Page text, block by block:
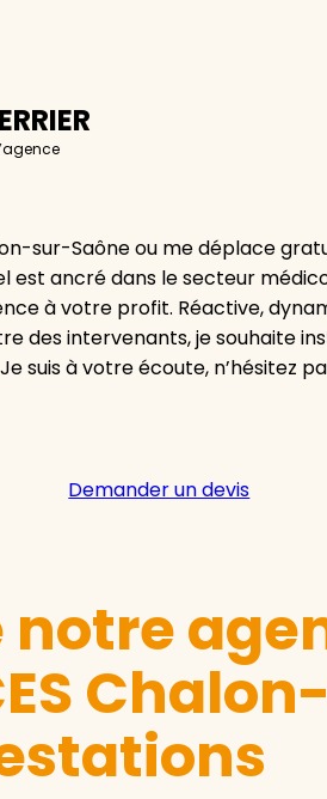
sur-Saône ou me déplace
ancré dans le secteur
à votre profit. Réactive,
des intervenants, je souhaite
suis à votre écoute, n’hésitez
Demander un devis
notre